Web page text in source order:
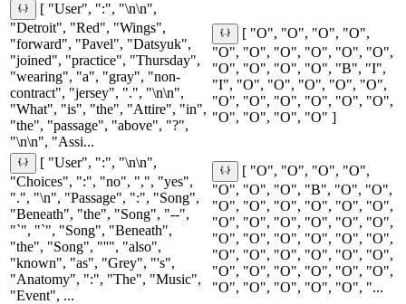
[ "User", ":", "\n\n",
"Detroit", "Red", "Wings",
"forward", "Pavel", "Datsyuk",
"joined", "practice", "Thursday",
"wearing", "a", "gray", "non-
contract", "jersey", ".", "\n\n",
"What", "is", "the", "Attire", "in",
"the", "passage", "above", "?",
"\n\n", "Assi...
[ "O", "O", "O", "O",
"O", "O", "O", "O", "O", "O",
"O", "O", "O", "O", "B", "I",
"I", "O", "O", "O", "O", "O",
"O", "O", "O", "O", "O", "O",
"O", "O", "O", "O" ]
[ "User", ":", "\n\n",
"Choices", ":", "no", ",", "yes",
".", "\n", "Passage", ":", "Song",
"Beneath", "the", "Song", "--",
"`", "`", "Song", "Beneath",
"the", "Song", "''", "also",
"known", "as", "Grey", "'s",
"Anatomy", ":", "The", "Music",
"Event", ...
[ "O", "O", "O", "O",
"O", "O", "O", "B", "O", "O",
"O", "O", "O", "O", "O", "O",
"O", "O", "O", "O", "O", "O",
"O", "O", "O", "O", "O", "O",
"O", "O", "O", "O", "O", "O",
"O", "O", "O", "O", "O", "O",
"O", "O", "O", "O", "O", "...